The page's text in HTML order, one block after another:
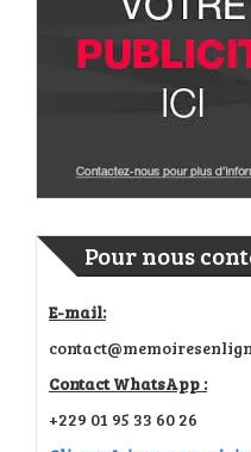
Pour nous
E-mail:
Contact WhatsApp :
+229 01 95 33 60 26